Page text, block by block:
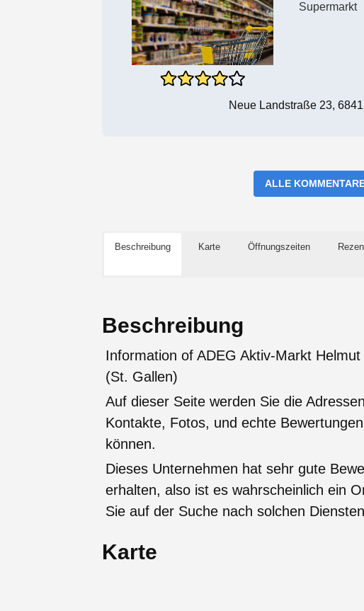
Supermarkt
Neue Landstraße 23,
ALLE
Beschreibung Karte Öffnungszeiten
Beschreibung
Information of ADEG Aktiv-Markt
(St. Gallen)
Auf dieser Seite werden Sie die
Kontakte, Fotos, und echte
können.
Dieses Unternehmen hat sehr gute
erhalten, also ist es wahrscheinlich ein
Sie auf der Suche nach solchen
Karte